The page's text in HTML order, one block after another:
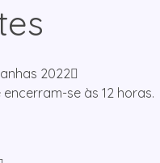
2022
se às 12 horas.